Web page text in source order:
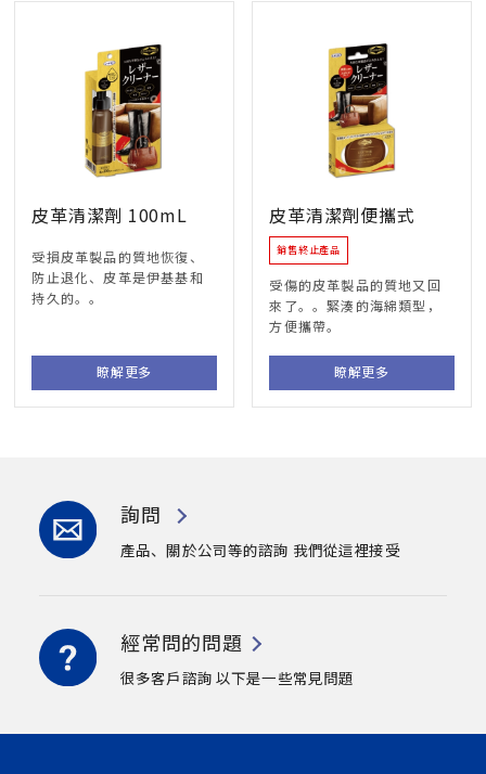
皮革清潔劑 100mL
受損皮革製品的質地恢復、
防止退化、皮革是伊基基和
持久的。。
瞭解更多
皮革清潔劑便攜式
銷售終止產品
受傷的皮革製品的質地又回
來了。。緊湊的海綿類型，
方便攜帶。
瞭解更多
詢問
產品、關於公司等的諮詢 我們從這裡接受
經常問的問題
很多客戶諮詢 以下是一些常見問題